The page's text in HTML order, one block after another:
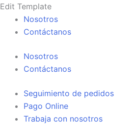
Ir
contenido
Edit Template
Nosotros
Contáctanos
Nosotros
Contáctanos
Seguimiento de pedidos
Pago Online
Trabaja con nosotros